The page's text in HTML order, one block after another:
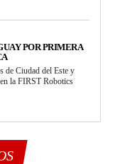
POR PRIMERA
de Ciudad del Este y
la FIRST Robotics